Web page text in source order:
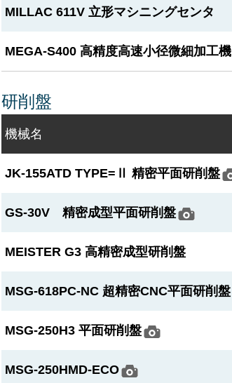
MILLAC 611V 立形マシニングセンタ
MEGA-S400 高精度高速小径微細加工機
研削盤
機械名
JK-155ATD TYPE=Ⅱ 精密平面研削盤
GS-30V 精密成型平面研削盤
MEISTER G3 高精密成型研削盤
MSG-618PC-NC 超精密CNC平面研削盤
MSG-250H3 平面研削盤
MSG-250HMD-ECO